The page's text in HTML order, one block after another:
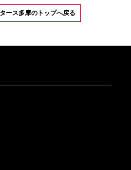
ース多摩のトップへ戻る